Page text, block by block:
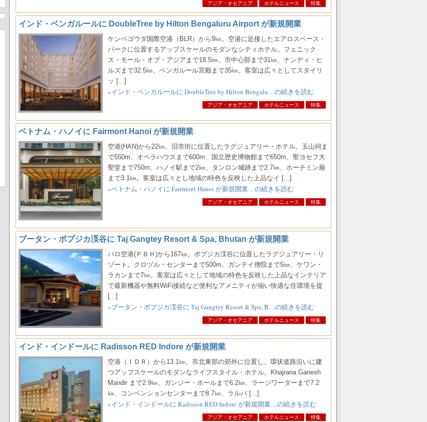
アジア・オセアニア ホテルニュース 特集
インド・ベンガルールに DoubleTree by Hilton Bengaluru Airport が新規開業
ケンペゴウダ国際空港（BLR）から9㎞。空港に近接したエアロスペース・
パークに位置するアップスケールのモダンなシティホテル。フェニック
ス・モール・オブ・アジアまで18.5㎞、市中心部まで31㎞、ナンディ・ヒ
ルズまで32.5㎞、ベンガルール宮殿まで35㎞。客室は広々としてスタイリ
ッ [...]
»インド・ベンガルールに DoubleTree by Hilton Bengalu…の続きを読む
アジア・オセアニア ホテルニュース 特集
ベトナム・ハノイに Fairmont Hanoi が新規開業
空港(HAN)から22㎞。旧市街に位置したラグジュアリー・ホテル。玉山祠ま
で550m、オペラハウスまで600m、国立歴史博物館まで650m、聖ヨセフ大
聖堂まで750m、ハノイ駅まで2㎞、タンロン城跡まで2.7㎞、ホーチミン廟
まで3.1㎞。客室は広々とし地域の特色を反映した上品なイ [...]
»ベトナム・ハノイに Fairmont Hanoi が新規開業…の続きを読む
アジア・オセアニア ホテルニュース 特集
ブータン・ポプジカ渓谷に Taj Gangtey Resort & Spa, Bhutan が新規開業
パロ空港(ＰＢＨ)から167㎞。ポプジカ渓谷に位置したラグジュアリー・リ
ゾート。クロヅル・センターまで500m、ガンテイ僧院まで5㎞、ケワン・
ラカンまで7㎞。客室は広々として地域の特色を反映した上品なインテリア
で最新機器や無料WiFi接続など便利なアメニティが揃い快適な住環境を提
[...]
»ブータン・ポプジカ渓谷に Taj Gangtey Resort & Spa, B…の続きを読む
アジア・オセアニア ホテルニュース 特集
インド・インドールに Radisson RED Indore が新規開業
空港（ＩＤＲ）から13.1㎞。市北東部の郊外に位置し、環状道路沿いに建
つアップスケールのモダンなライフスタイル・ホテル。Khajrana Ganesh
Mandir まで2.9㎞、ガンジー・ホールまで6.2㎞、ラージワーダーまで7.2
㎞、コンベンションセンターまで8.7㎞、ラルバ [...]
»インド・インドールに Radisson RED Indore が新規開業…の続きを読む
アジア・オセアニア ホテルニュース 特集